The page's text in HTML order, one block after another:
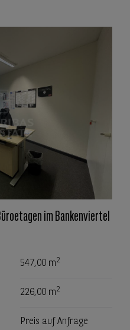
im Bankenviertel
547,00 m2
226,00 m2
Preis auf Anfrage